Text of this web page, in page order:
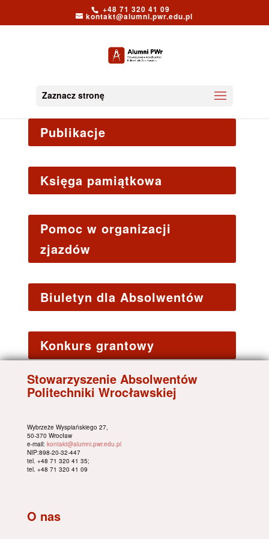
+48 71 320 41 09
kontakt@alumni.pwr.edu.pl
Zaznacz stronę
Publikacje
Księga pamiątkowa
Pomoc w organizacji
zjazdów
Biuletyn dla Absolwentów
Konkurs grantowy
Stowarzyszenie Absolwentów
Politechniki Wrocławskiej
Wybrzeże Wyspiańskiego 27,
50-370 Wrocław
e-mail: kontakt@alumni.pwr.edu.pl
NIP:898-20-32-447
tel. +48 71 320 41 35;
tel. +48 71 320 41 09
O nas